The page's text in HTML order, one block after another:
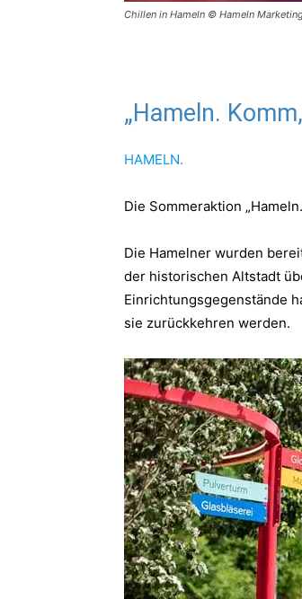
Chillen in Hameln © Hameln
„Hameln.
HAMELN.
Die Sommeraktion
Die Hamelner wurden
der historischen Altstadt
Einrichtungsgegenstände
sie zurückkehren werden.